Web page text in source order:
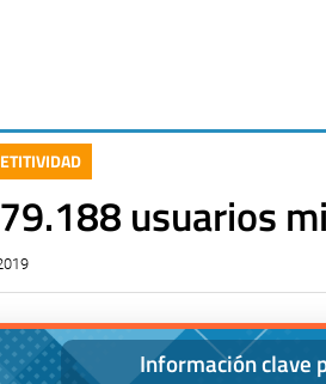
usuarios
Información clave